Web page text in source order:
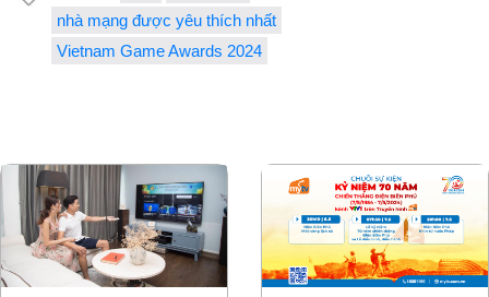
nhà mạng được yêu thích nhất
Vietnam Game Awards 2024